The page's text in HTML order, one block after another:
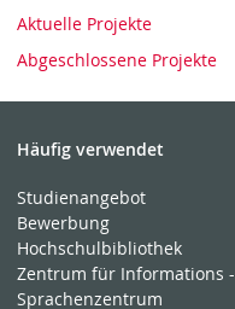
Aktuelle Projekte
Abgeschlossene Projekte
Häufig verwendet
Studienangebot
Bewerbung
Hochschulbibliothek
Zentrum für Informations
Sprachenzentrum